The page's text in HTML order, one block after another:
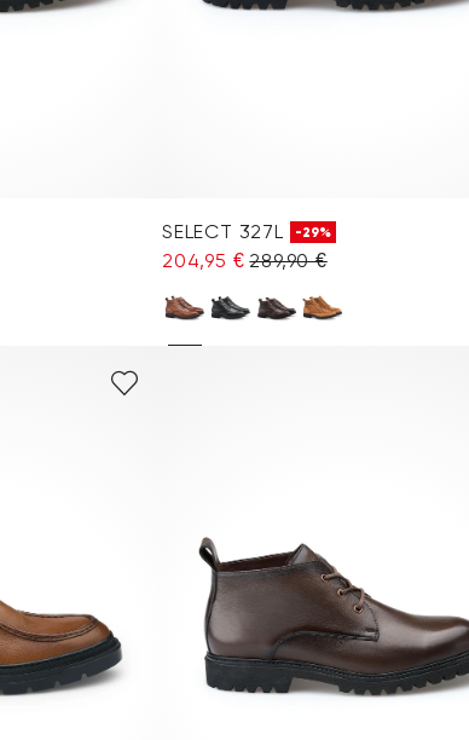
SELECT 327L -29%
204,95 € 289,90 €